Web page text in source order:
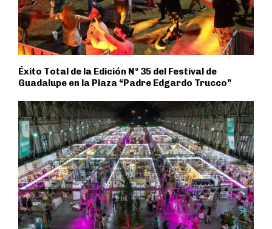
Éxito Total de la Edición Nº 35 del Festival de
Guadalupe en la Plaza “Padre Edgardo Trucco”